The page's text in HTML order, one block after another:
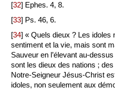
[32] Ephes. 4, 8.
[33] Ps. 46, 6.
[34] « Quels dieux ? Les idoles
sentiment et la vie, mais sont
Sauveur en l’élevant au-
sont les dieux des nations ;
Notre-Seigneur Jésus-Christ
idoles, non seulement aux